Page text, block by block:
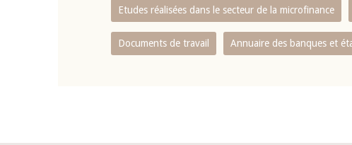
Etudes réalisées dans le secteur de la microfinance
Documents de travail Annuaire des banques et